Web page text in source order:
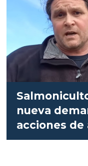
nueva
acciones de